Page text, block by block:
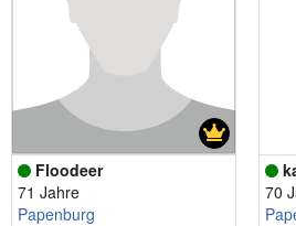
Floodeer
71 Jahre
Papenburg
70